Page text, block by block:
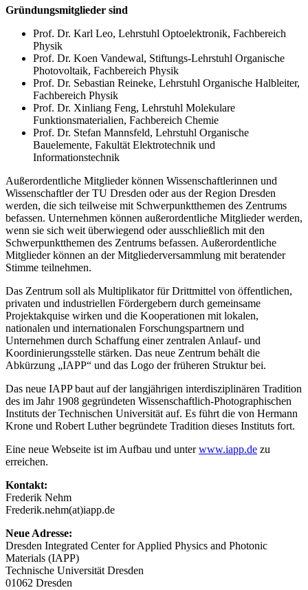
Gründungsmitglieder sind
Prof. Dr. Karl Leo, Lehrstuhl Optoelektronik, Fachbereich
Physik
Prof. Dr. Koen Vandewal, Stiftungs-Lehrstuhl Organische
Photovoltaik, Fachbereich Physik
Prof. Dr. Sebastian Reineke, Lehrstuhl Organische Halbleiter,
Fachbereich Physik
Prof. Dr. Xinliang Feng, Lehrstuhl Molekulare
Funktionsmaterialien, Fachbereich Chemie
Prof. Dr. Stefan Mannsfeld, Lehrstuhl Organische
Bauelemente, Fakultät Elektrotechnik und
Informationstechnik
Außerordentliche Mitglieder können Wissenschaftlerinnen und
Wissenschaftler der TU Dresden oder aus der Region Dresden
werden, die sich teilweise mit Schwerpunktthemen des Zentrums
befassen. Unternehmen können außerordentliche Mitglieder werden,
wenn sie sich weit überwiegend oder ausschließlich mit den
Schwerpunktthemen des Zentrums befassen. Außerordentliche
Mitglieder können an der Mitgliederversammlung mit beratender
Stimme teilnehmen.
Das Zentrum soll als Multiplikator für Drittmittel von öffentlichen,
privaten und industriellen Fördergebern durch gemeinsame
Projektakquise wirken und die Kooperationen mit lokalen,
nationalen und internationalen Forschungspartnern und
Unternehmen durch Schaffung einer zentralen Anlauf- und
Koordinierungsstelle stärken. Das neue Zentrum behält die
Abkürzung „IAPP“ und das Logo der früheren Struktur bei.
Das neue IAPP baut auf der langjährigen interdisziplinären Tradition
des im Jahr 1908 gegründeten Wissenschaftlich-Photographischen
Instituts der Technischen Universität auf. Es führt die von Hermann
Krone und Robert Luther begründete Tradition dieses Instituts fort.
Eine neue Webseite ist im Aufbau und unterwww.iapp.de zu
erreichen.
Kontakt:
Frederik Nehm
Frederik.nehm(at)iapp.de
Neue Adresse:
Dresden Integrated Center for Applied Physics and Photonic
Materials (IAPP)
Technische Universität Dresden
01062 Dresden